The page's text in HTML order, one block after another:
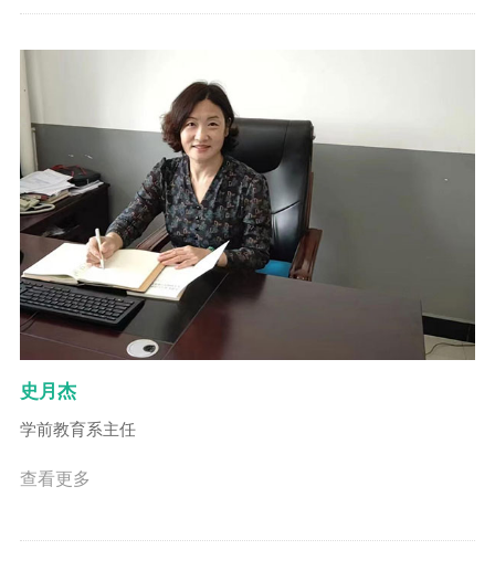
史月杰
学前教育系主任
查看更多